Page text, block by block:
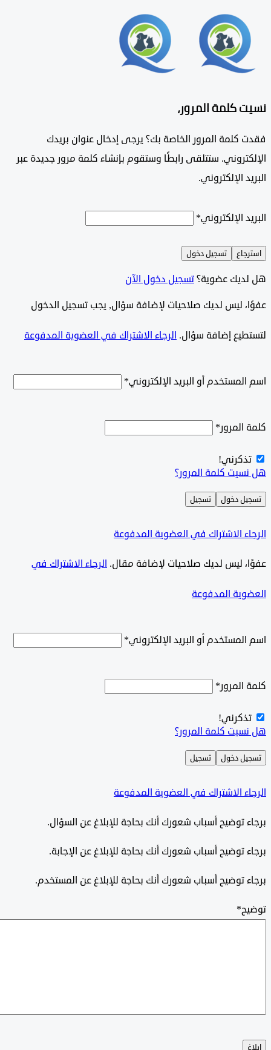
كلمة المرور،
كلمة المرور الخاصة بك؟ يرجى إدخال عنوان بريدك
ستتلقى رابطًا وستقوم بإنشاء كلمة مرور جديدة عبر
الإلكتروني.
الإلكتروني*
تسجيل دخول
عضوية؟تسجيل دخول الآن
ليس لديك صلاحيات لإضافة سؤال, يجب تسجيل الدخول
إضافة سؤال.الرجاء الاشتراك في العضوية المدفوعة
أو البريد الإلكتروني*
*
كلمة المرور؟
دخول تسجيل
الاشتراك في العضوية المدفوعة
ليس لديك صلاحيات لإضافة مقال.الرجاء الاشتراك في
المدفوعة
أو البريد الإلكتروني*
*
كلمة المرور؟
دخول تسجيل
الاشتراك في العضوية المدفوعة
توضيح أسباب شعورك أنك بحاجة للإبلاغ عن السؤال.
توضيح أسباب شعورك أنك بحاجة للإبلاغ عن الإجابة.
توضيح أسباب شعورك أنك بحاجة للإبلاغ عن المستخدم.
*